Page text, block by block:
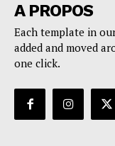
A PROPOS
Each template in
added and moved
one click.